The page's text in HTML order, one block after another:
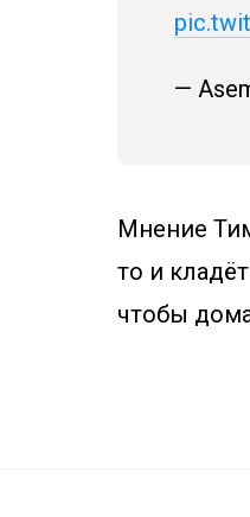
—
Мнение
то и
чтобы